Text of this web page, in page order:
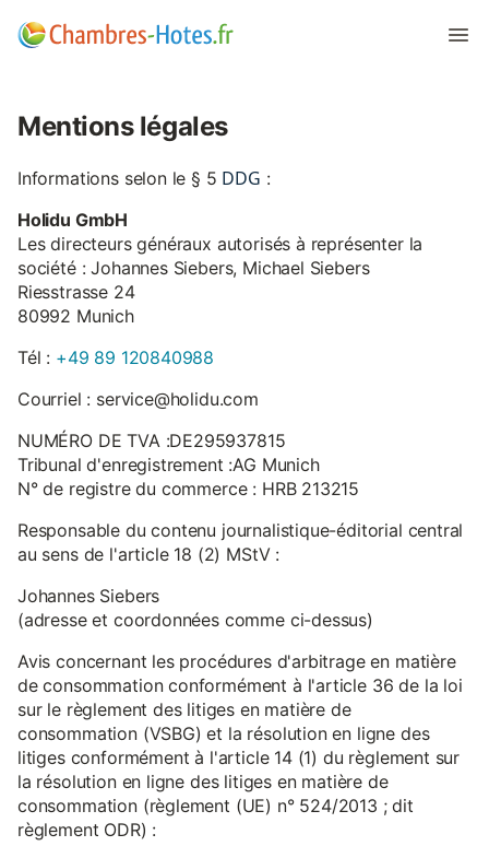
Mentions légales
Informations selon le § 5 DDG :
Holidu GmbH
Les directeurs généraux autorisés à représenter la
société : Johannes Siebers, Michael Siebers
Riesstrasse 24
80992 Munich
Tél : +49 89 120840988
Courriel : service@holidu.com
NUMÉRO DE TVA :DE295937815
Tribunal d'enregistrement :AG Munich
N° de registre du commerce : HRB 213215
Responsable du contenu journalistique-éditorial central
au sens de l'article 18 (2) MStV :
Johannes Siebers
(adresse et coordonnées comme ci-dessus)
Avis concernant les procédures d'arbitrage en matière
de consommation conformément à l'article 36 de la loi
sur le règlement des litiges en matière de
consommation (VSBG) et la résolution en ligne des
litiges conformément à l'article 14 (1) du règlement sur
la résolution en ligne des litiges en matière de
consommation (règlement (UE) n° 524/2013 ; dit
règlement ODR) :